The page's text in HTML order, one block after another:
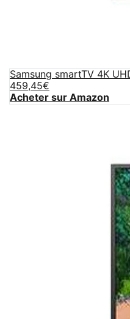
Samsung smartTV 4K
459,45€
Acheter sur Amazon